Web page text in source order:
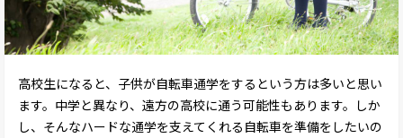
高校生になると、子供が自転車通学をするという方は多いと思い
ます。中学と異なり、遠方の高校に通う可能性もあります。しか
し、そんなハードな通学を支えてくれる自転車を準備をしたいの